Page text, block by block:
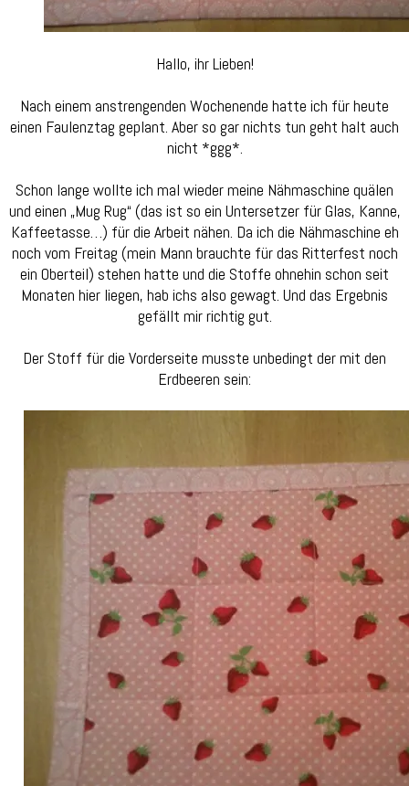
Hallo, ihr Lieben!
Nach einem anstrengenden Wochenende hatte ich für heute
einen Faulenztag geplant. Aber so gar nichts tun geht halt auch
nicht *ggg*.
Schon lange wollte ich mal wieder meine Nähmaschine quälen
und einen „Mug Rug“ (das ist so ein Untersetzer für Glas, Kanne,
Kaffeetasse…) für die Arbeit nähen. Da ich die Nähmaschine eh
noch vom Freitag (mein Mann brauchte für das Ritterfest noch
ein Oberteil) stehen hatte und die Stoffe ohnehin schon seit
Monaten hier liegen, hab ichs also gewagt. Und das Ergebnis
gefällt mir richtig gut.
Der Stoff für die Vorderseite musste unbedingt der mit den
Erdbeeren sein: